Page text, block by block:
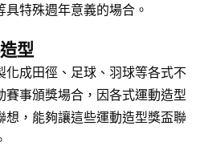
特殊週年意義的場合。
型
化成田徑、足球、羽球等各式不
賽事頒獎場合，因各式運動造型
想，能夠讓這些運動造型獎盃聯